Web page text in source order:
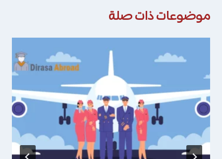
موضوعات ذات صلة